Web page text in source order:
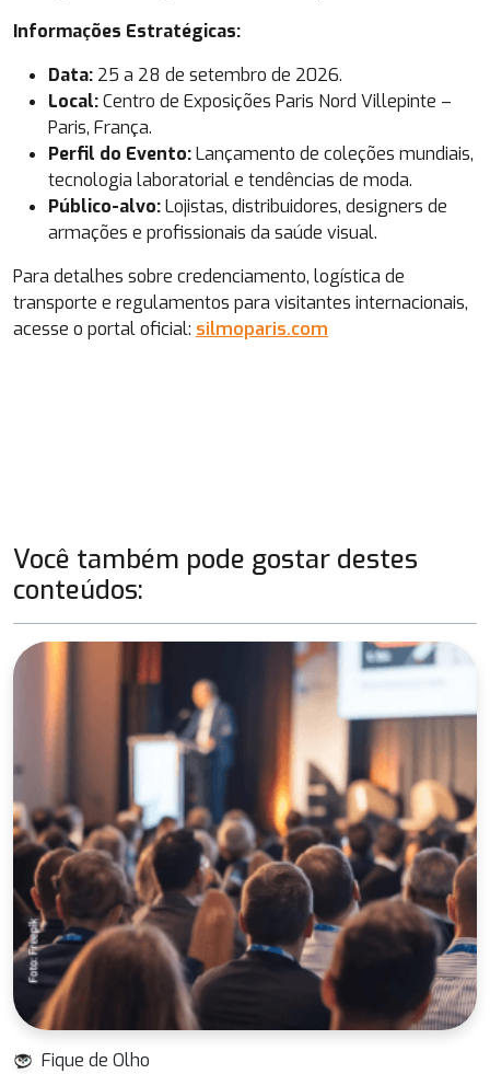
Informações Estratégicas:
Data: 25 a 28 de setembro de 2026.
Local:Centro de Exposições Paris Nord Villepinte –
Paris, França.
Perfil do Evento:Lançamento de coleções mundiais,
tecnologia laboratorial e tendências de moda.
Público-alvo:Lojistas, distribuidores, designers de
armações e profissionais da saúde visual.
Para detalhes sobre credenciamento, logística de
transporte e regulamentos para visitantes internacionais,
acesse o portal oficial: silmoparis.com
Você também pode gostar destes
conteúdos:
Fique de Olho